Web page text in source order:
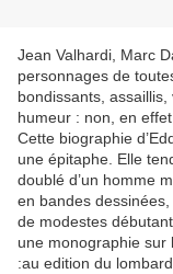
Jean Valhardi, Marc
personnages de
bondissants,
humeur : non, en
Cette biographie
une épitaphe. Elle
doublé d’un homme
en bandes
de modestes
une monographie sur
:au edition du lombard